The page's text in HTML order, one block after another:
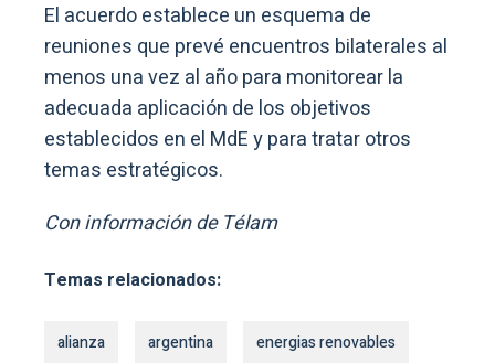
El acuerdo establece un esquema de
reuniones que prevé encuentros bilaterales al
menos una vez al año para monitorear la
adecuada aplicación de los objetivos
establecidos en el MdE y para tratar otros
temas estratégicos.
Con información de Télam
Temas relacionados:
alianza argentina energias renovables